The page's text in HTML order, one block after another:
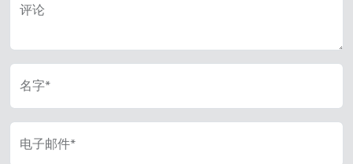
评论
名字*
电子邮件*